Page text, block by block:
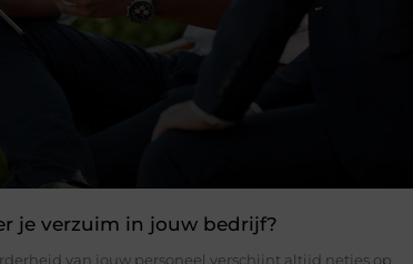
je verzuim in jouw bedrijf?
van jouw personeel verschijnt altijd netjes op